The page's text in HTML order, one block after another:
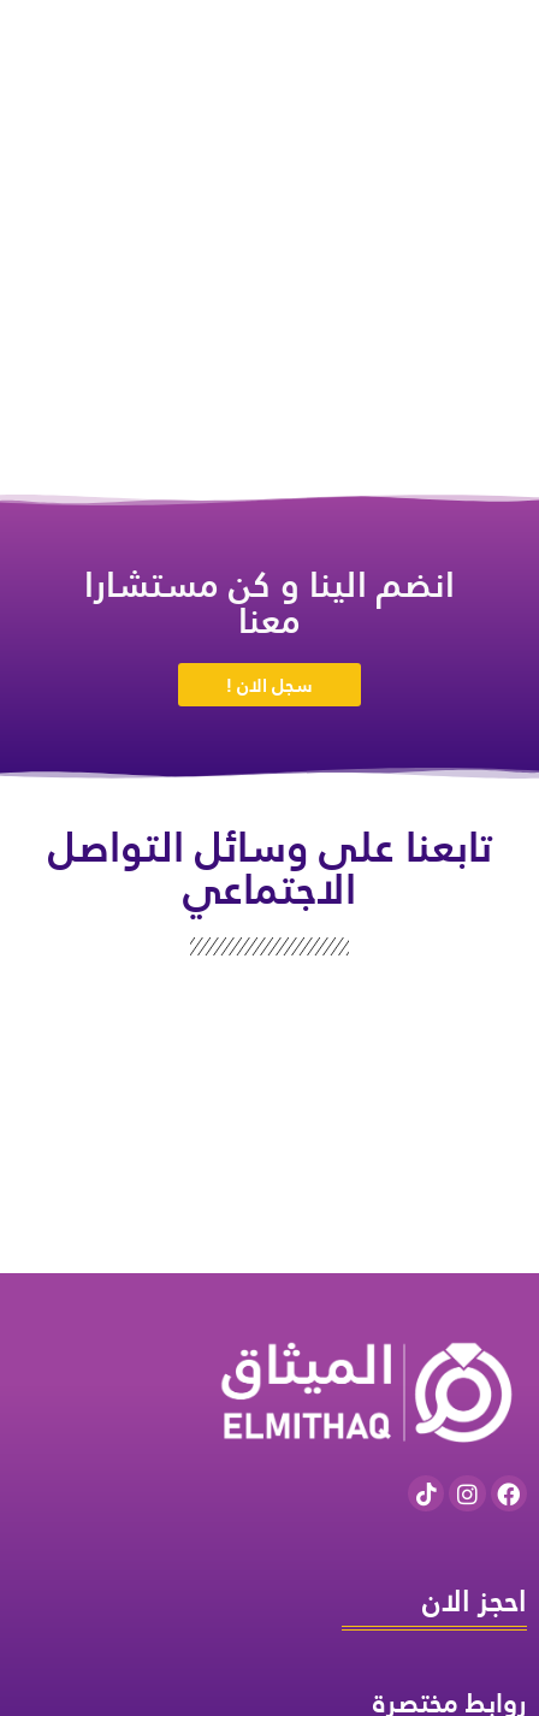
انضم الينا و كن مستشارا
معنا
سجل الان !
تابعنا على وسائل التواصل
الاجتماعي
احجز الان
روابط مختصرة